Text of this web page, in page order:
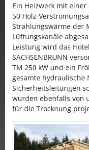
Ein Heizwerk mit
50 Holz-
Strahlungswärme der
Lüftungskanäle
Leistung wird das
SACHSENBRUNN
TM 250 kW und ein
gesamte hydraulische
Sicherheitsleitungen
wurden ebenfalls von
für die Trocknung